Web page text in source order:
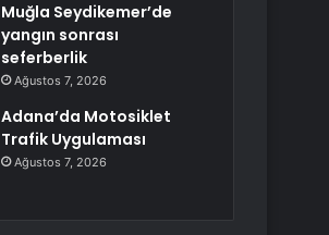
Muğla Seydikemer’de
yangın sonrası
seferberlik
Ağustos 7, 2026
Adana’da Motosiklet
Trafik Uygulaması
Ağustos 7, 2026